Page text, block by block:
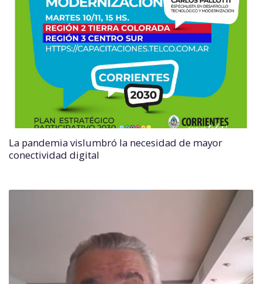
La pandemia vislumbró la necesidad de mayor
conectividad digital